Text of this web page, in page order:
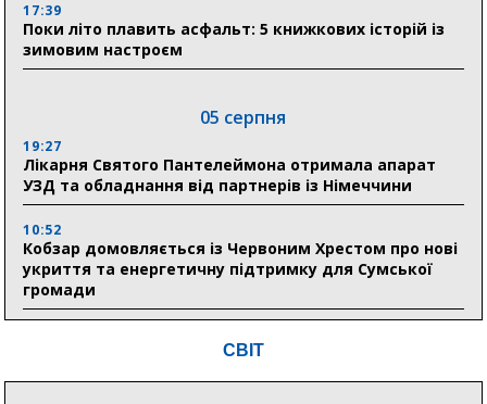
17:39
Поки літо плавить асфальт: 5 книжкових історій із
зимовим настроєм
05 серпня
19:27
Лікарня Святого Пантелеймона отримала апарат
УЗД та обладнання від партнерів із Німеччини
10:52
Кобзар домовляється із Червоним Хрестом про нові
укриття та енергетичну підтримку для Сумської
громади
Понад 8 мільйонів книжок згоріли. Як допомогти
СВІТ